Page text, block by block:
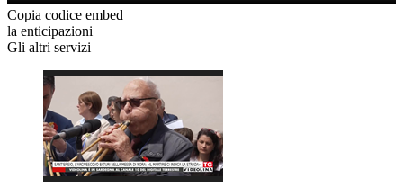
Copia codice embed
la enticipazioni
Gli altri servizi